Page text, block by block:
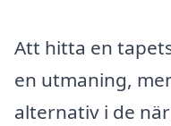
Att hitta en
en utmaning,
alternativ i de